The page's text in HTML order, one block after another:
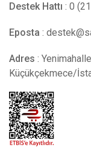
Destek Hattı : 0
Eposta :
Adres :
Küçükçekmece/